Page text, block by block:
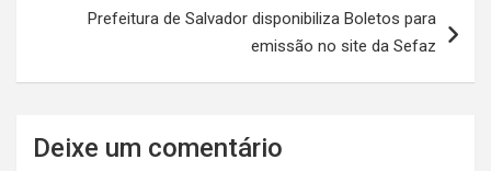
Prefeitura de Salvador disponibiliza Boletos para
emissão no site da Sefaz
Deixe um comentário